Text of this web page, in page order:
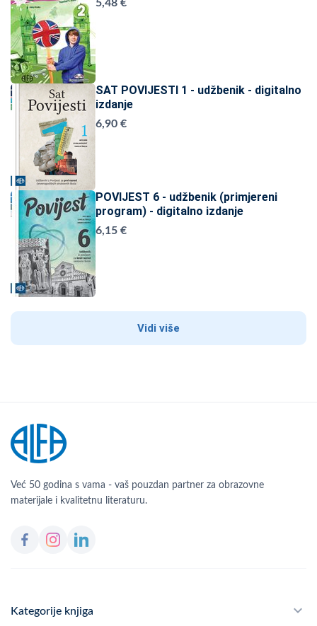
5,48 €
SAT POVIJESTI 1 - udžbenik - digitalno
izdanje
6,90 €
POVIJEST 6 - udžbenik (primjereni
program) - digitalno izdanje
6,15 €
Vidi više
Već 50 godina s vama - vaš pouzdan partner za obrazovne
materijale i kvalitetnu literaturu.
Kategorije knjiga